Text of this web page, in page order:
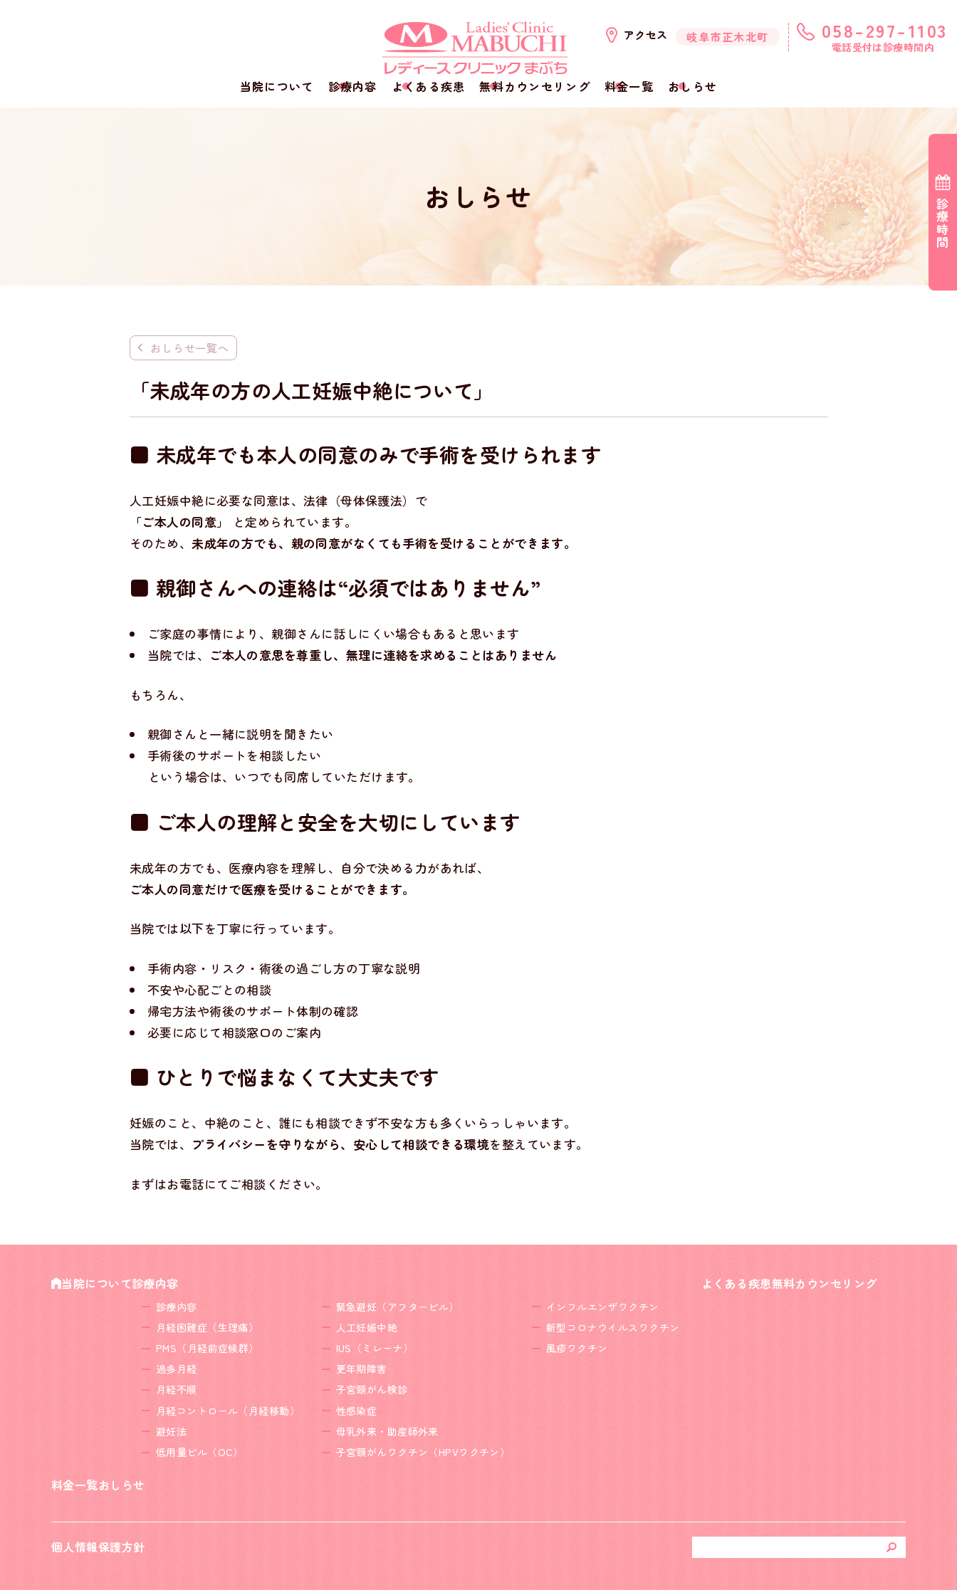
アクセス 岐阜市正木北町 058-297-1103
電話受付は診療時間内
当院について 診療内容 よくある疾患 無料カウンセリング 料金一覧 おしらせ
おしらせ
診療時間
おしらせ一覧へ
「未成年の方の人工妊娠中絶について」
■ 未成年でも本人の同意のみで手術を受けられます
人工妊娠中絶に必要な同意は、法律（母体保護法）で
「ご本人の同意」
と定められています。
そのため、 未成年の方でも、親の同意がなくても手術を受けることができます。
■ 親御さんへの連絡は“必須ではありません”
ご家庭の事情により、親御さんに話しにくい場合もあると思います
当院では、 ご本人の意思を尊重し、無理に連絡を求めることはありません
もちろん、
親御さんと一緒に説明を聞きたい
手術後のサポートを相談したい
という場合は、いつでも同席していただけます。
■ ご本人の理解と安全を大切にしています
未成年の方でも、医療内容を理解し、自分で決める力があれば、
ご本人の同意だけで医療を受けることができます。
当院では以下を丁寧に行っています。
手術内容・リスク・術後の過ごし方の丁寧な説明
不安や心配ごとの相談
帰宅方法や術後のサポート体制の確認
必要に応じて相談窓口のご案内
■ ひとりで悩まなくて大丈夫です
妊娠のこと、中絶のこと、誰にも相談できず不安な方も多くいらっしゃいます。
当院では、 プライバシーを守りながら、安心して相談できる環境を整えています。
まずはお電話にてご相談ください。
当院について診療内容
診療内容
月経困難症（生理痛）
PMS（月経前症候群）
過多月経
月経不順
月経コントロール （月経移動）
避妊法
低用量ピル（OC）
緊急避妊 （アフターピル）
人工妊娠中絶
IUS（ミレーナ）
更年期障害
子宮頸がん検診
性感染症
母乳外来・助産師外来
子宮頸がんワクチン （HPVワクチン）
インフルエンザワクチン
新型コロナウイルス ワクチン
風疹ワクチン
よくある疾患無料カウンセリング
料金一覧おしらせ
個人情報保護方針